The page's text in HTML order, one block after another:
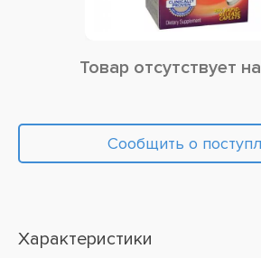
Товар отсутствует
Сообщить о
Характеристики